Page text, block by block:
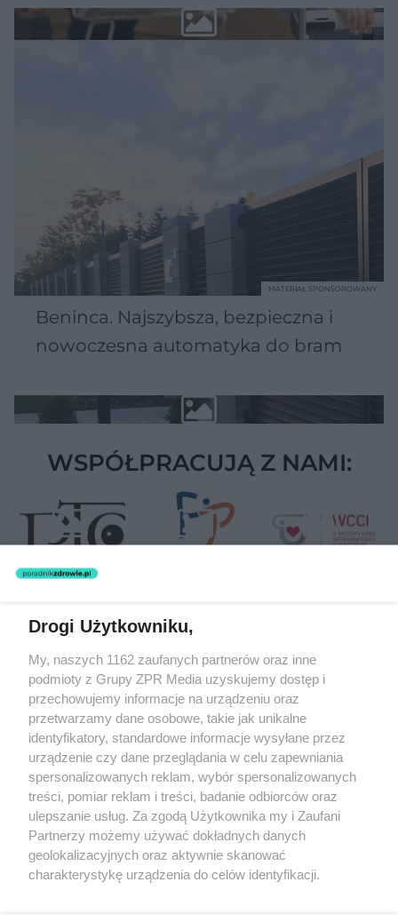
Beninca. Najszybsza, bezpieczna i
nowoczesna automatyka do bram
MATERIAŁ SPONSOROWANY
WSPÓŁPRACUJĄ Z NAMI:
rozpowszechniany lub dalej rozpowszechniany w jakikolwiek sposób
(w tym także elektroniczny lub mechaniczny) na jakimkolwiek polu
eksploatacji w jakiejkolwiek formie, włącznie z umieszczaniem w
Internecie bez pisemnej zgody właściciela praw. Jakiekolwiek użycie
lub wykorzystanie utworów w całości lub w części z naruszeniem
prawa, tzn. bez właściwej zgody, jest zabronione pod groźbą kary i
może być ścigane prawnie.
O nas
Drogi Użytkowniku,
My, naszych 1162 zaufanych partnerów oraz inne
podmioty z Grupy ZPR Media uzyskujemy dostęp i
przechowujemy informacje na urządzeniu oraz
przetwarzamy dane osobowe, takie jak unikalne
identyfikatory, standardowe informacje wysyłane przez
urządzenie czy dane przeglądania w celu zapewniania
spersonalizowanych reklam, wybór spersonalizowanych
treści, pomiar reklam i treści, badanie odbiorców oraz
ulepszanie usług. Za zgodą Użytkownika my i Zaufani
Partnerzy możemy używać dokładnych danych
geolokalizacyjnych oraz aktywnie skanować
charakterystykę urządzenia do celów identyfikacji.